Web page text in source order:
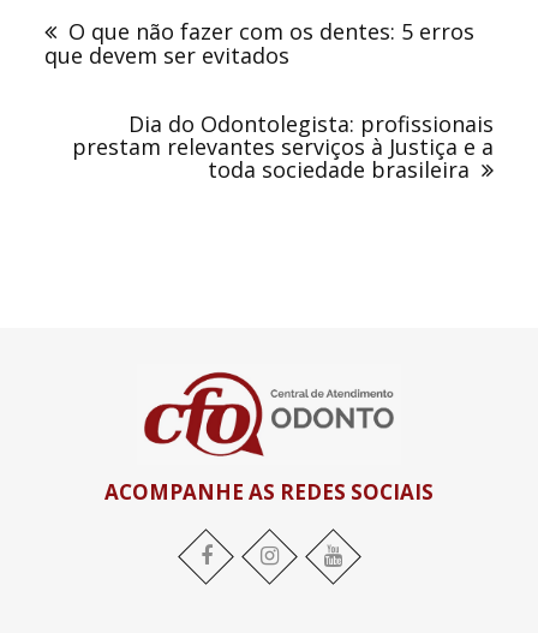
PostO que não fazer com os dentes: 5 erros
que devem ser evitados
Dia do Odontolegista: profissionais
prestam relevantes serviços à Justiça e a
toda sociedade brasileira
ACOMPANHE AS REDES SOCIAIS
Facebook Instagram YouTube